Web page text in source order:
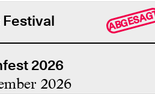
2026
2026